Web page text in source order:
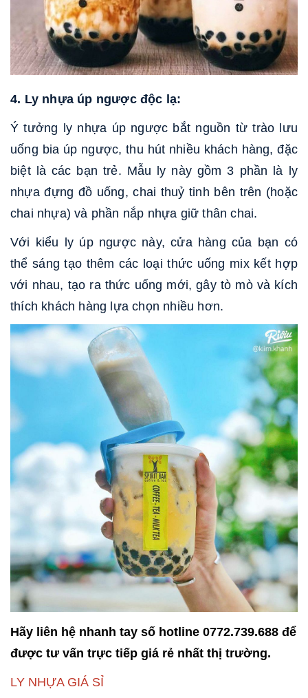
4. Ly nhựa úp ngược độc lạ:
Ý tưởng ly nhựa úp ngược bắt nguồn từ trào lưu
uống bia úp ngược, thu hút nhiều khách hàng, đặc
biệt là các bạn trẻ. Mẫu ly này gồm 3 phần là ly
nhựa đựng đồ uống, chai thuỷ tinh bên trên (hoặc
chai nhựa) và phần nắp nhựa giữ thân chai.
Với kiểu ly úp ngược này, cửa hàng của bạn có
thể sáng tạo thêm các loại thức uống mix kết hợp
với nhau, tạo ra thức uống mới, gây tò mò và kích
thích khách hàng lựa chọn nhiều hơn.
Hãy liên hệ nhanh tay số hotline 0772.739.688 để
được tư vấn trực tiếp giá rẻ nhất thị trường.
LY NHỰA GIÁ SỈ